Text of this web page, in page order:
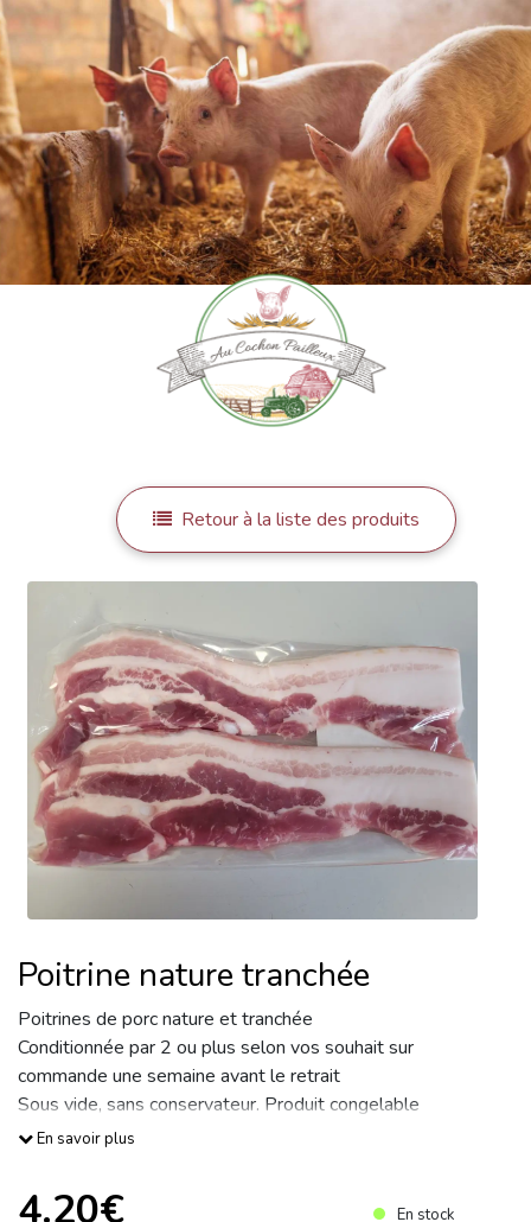
Retour à la liste des produits
Poitrine nature tranchée
Poitrines de porc nature et tranchée
Conditionnée par 2 ou plus selon vos souhait sur
commande une semaine avant le retrait
Sous vide, sans conservateur. Produit congelable
Prix au kg 11,80€
En savoir plus
4.20€ En stock